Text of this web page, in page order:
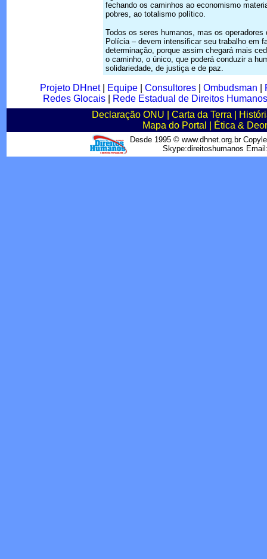
fechando os caminhos ao economismo
pobres, ao totalismo político.
Todos os seres humanos, mas os
Polícia – devem intensificar seu trabalho em
determinação, porque assim chegará mais
o caminho, o único, que poderá conduzir a
solidariedade, de justiça e de paz.
Projeto DHnet| Equipe| Consultores| Ombudsman
Redes Glocais|
Rede Estadual de Direitos
Declaração ONU
Carta da Terra
Mapa do Portal
Ética &
Desde 1995 © www.dhnet.org.br
Skype:direitoshumanos